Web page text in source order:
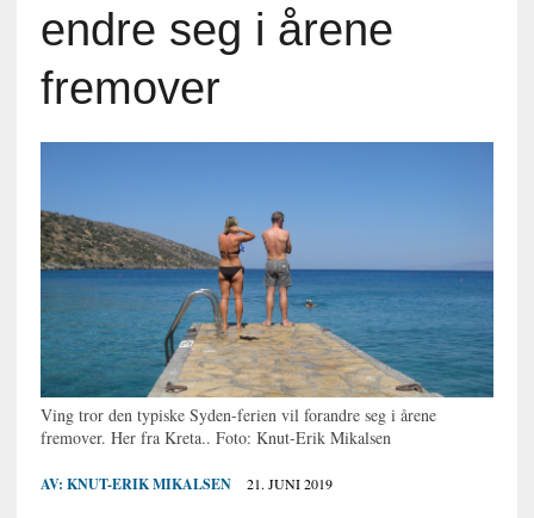
endre seg i årene
fremover
Ving tror den typiske Syden-ferien vil forandre seg i årene
fremover. Her fra Kreta.. Foto: Knut-Erik Mikalsen
AV: KNUT-ERIK MIKALSEN 21. JUNI 2019